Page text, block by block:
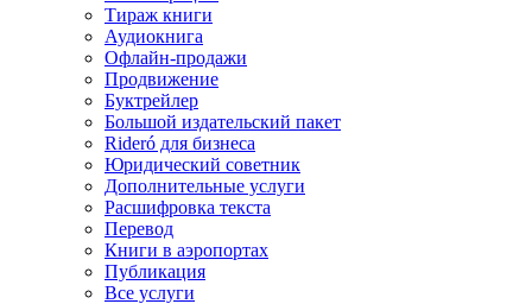
Тираж книги
Аудиокнига
Офлайн-продажи
Продвижение
Буктрейлер
Большой издательский пакет
Rideró для бизнеса
Юридический советник
Дополнительные услуги
Расшифровка текста
Перевод
Книги в аэропортах
Публикация
Все услуги